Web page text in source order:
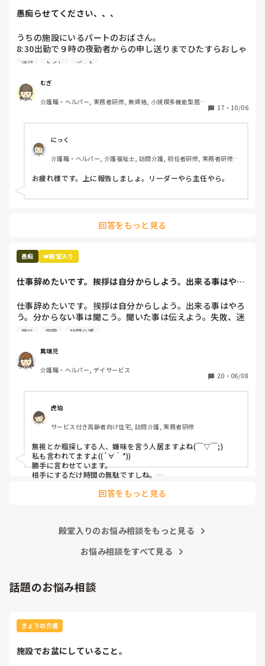
そういう病気だから、そういう性格だからと
こっちの方がよっぽど虐待受けてるよ。
こんなこと言ったらまた怒られますか？
愚痴らせてください、、、
うちの施設にいるパートのおばさん。
8:30出勤で９時の夜勤者からの申し送りまでひたすらおしゃ
べり。
ってよね！！」と夜勤者に言っている。（私も言われる。）
あなたが喋っている３０分でやれるのでは？？？
送迎表も自分が作らないと気が済まないのか、他の人が作る
えている。
そして日中もひたすらおしゃべり。トイレ誘導もせず。
この人がいるのに仕事が大変なら、いなくて大変の方がまし
なんですけどー！！！！
送迎 トイレ パート
むぎ
介護職・ヘルパー, 実務者研修, 無資格, 小規模多機能型居宅
17 ・ 10/06
にっく
介護職・ヘルパー, 介護福祉士, 訪問介護, 初任者研修, 実務者研修,
お疲れ様です。上に報告しましょ。リーダーやら主任やら。
回答をもっと見る
愚痴 👑殿堂入り
仕事辞めたいです。挨拶は自分からしよう。出来る事はやろ
仕事辞めたいです。挨拶は自分からしよう。出来る事はやろ
う。分からない事は聞こう。聞いた事は伝えよう。失敗、迷
惑かけたら謝ろう。助けてもらったら感謝しよう。常にそれ
拶しても無視。出来る事をすれば粗探し。分からない事を聞
けばそんな事も分からないの？聞いた事を伝えたら反感をか
う。毎日毎日謝って毎日毎日感謝の言葉を伝えている。明ら
る同僚。私が失敗したら一気に空気が悪くなり口も聞いても
らえない。自分が可愛げがないのも分かっています。しかし
仕事なのでそれはそれ。可愛げがあろうとなかろうと利用者
さんには関係ない事。利用者さんから苦情があったならまだ
しも未だに無し。同じ職場で働く仲間なので打ち解けなけれ
ばならないと思っていますが無視されて陰口叩かれているの
分かっているのにこれ以上何を私はすればいいですか。辞め
たいです、でもここで辞めるのも癪です。しっぽ巻いて逃げ
話をしない。話かけれる雰囲気でもない。上司も知ってか知
陰口 同僚 訪問介護
異端児
介護職・ヘルパー, デイサービス
20 ・ 06/08
虎珀
サービス付き高齢者向け住宅, 訪問介護, 実務者研修
無視とか粗探しする人、嫌味を言う人居ますよね(￣▽￣;)
私も言われてますよ((´∀｀*))
勝手に言わせています。
相手にするだけ時間の無駄ですしね。
過ごした方が得よ。転職なんていつでも出来るし辞めたい時は
回答をもっと見る
殿堂入りのお悩み相談をもっと見る
お悩み相談をすべて見る
話題のお悩み相談
きょうの介護
施設でお盆にしていること。